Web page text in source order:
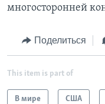
многосторонней
Поделиться
This item is part of
В мире США